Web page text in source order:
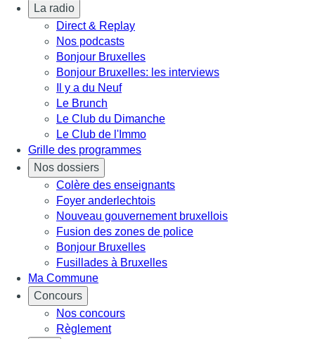
La radio
Direct & Replay
Nos podcasts
Bonjour Bruxelles
Bonjour Bruxelles: les interviews
Il y a du Neuf
Le Brunch
Le Club du Dimanche
Le Club de l'Immo
Grille des programmes
Nos dossiers
Colère des enseignants
Foyer anderlechtois
Nouveau gouvernement bruxellois
Fusion des zones de police
Bonjour Bruxelles
Fusillades à Bruxelles
Ma Commune
Concours
Nos concours
Règlement